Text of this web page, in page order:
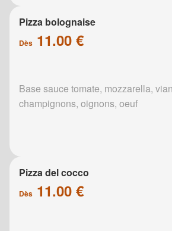
Pizza bolognaise
Dès 11.00 €
Base sauce tomate, mozzarella,
champignons, oignons, oeuf
Pizza del cocco
Dès 11.00 €